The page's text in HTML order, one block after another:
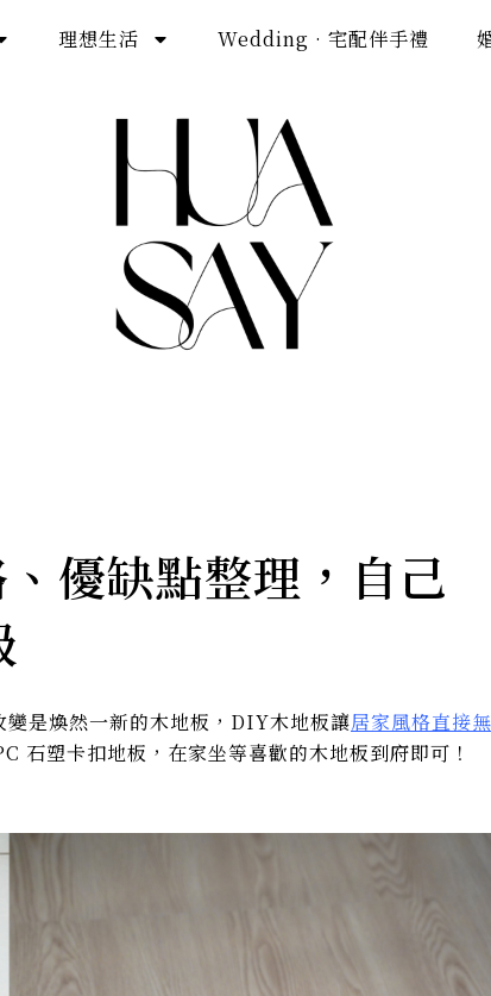
理想生活 Wedding · 宅配伴手禮
優缺點整理，自己
是煥然一新的木地板，DIY木地板讓居家風格直接無
石塑卡扣地板，在家坐等喜歡的木地板到府即可！